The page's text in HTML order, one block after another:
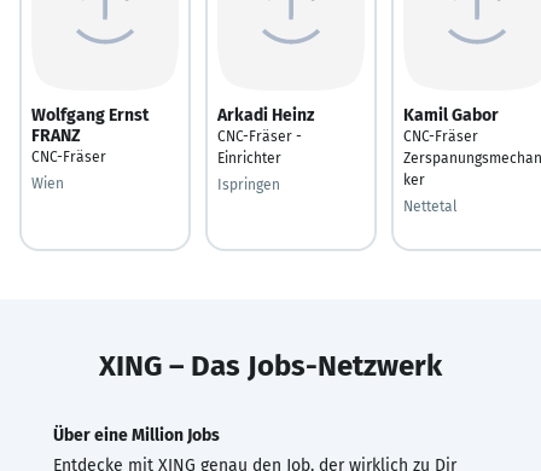
Wolfgang Ernst
FRANZ
CNC-Fräser
Wien
Arkadi Heinz
CNC-Fräser -
Einrichter
Ispringen
Kamil Gabor
CNC-Fräser
ker
Nettetal
XING – Das Jobs-Netzwerk
Über eine Million Jobs
Entdecke mit XING genau den Job, der wirklich zu Dir